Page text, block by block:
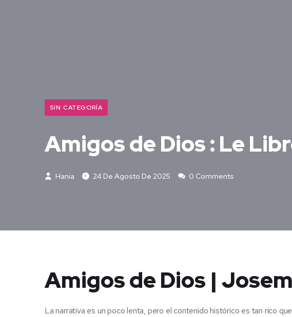
SIN CATEGORÍA
Amigos de Dios : Le
Hania 24 De Agosto De 2025 0 Comments
Amigos de Dios |
La narrativa es un poco lenta, pero el contenido histórico es tan rico